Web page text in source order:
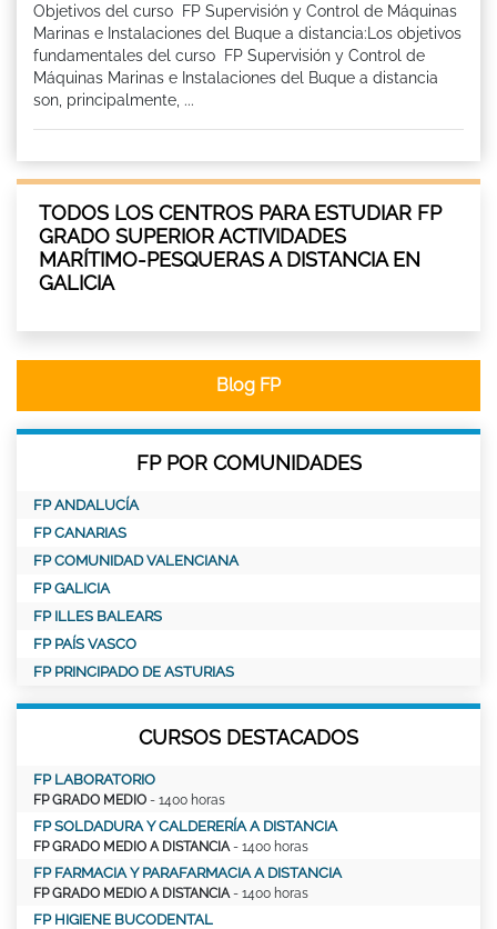
Objetivos del curso FP Supervisión y Control de Máquinas
Marinas e Instalaciones del Buque a distancia:Los objetivos
fundamentales del curso FP Supervisión y Control de
Máquinas Marinas e Instalaciones del Buque a distancia
son, principalmente, ...
TODOS LOS CENTROS PARA ESTUDIAR FP
GRADO SUPERIOR ACTIVIDADES
MARÍTIMO-PESQUERAS A DISTANCIA EN
GALICIA
Blog FP
FP POR COMUNIDADES
FP ANDALUCÍA
FP CANARIAS
FP COMUNIDAD VALENCIANA
FP GALICIA
FP ILLES BALEARS
FP PAÍS VASCO
FP PRINCIPADO DE ASTURIAS
CURSOS DESTACADOS
FP LABORATORIO
FP GRADO MEDIO - 1400 horas
FP SOLDADURA Y CALDERERÍA A DISTANCIA
FP GRADO MEDIO A DISTANCIA - 1400 horas
FP FARMACIA Y PARAFARMACIA A DISTANCIA
FP GRADO MEDIO A DISTANCIA - 1400 horas
FP HIGIENE BUCODENTAL